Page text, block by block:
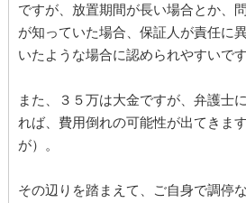
ですが、放置期間が長い場合とか、
が知っていた場合、保証人が責任に
いたような場合に認められやすいです
また、３５万は大金ですが、弁護士
れば、費用倒れの可能性が出てきま
が）。
その辺りを踏まえて、ご自身で調停